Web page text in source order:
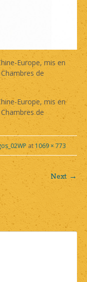
Europe, mis en
de
Europe, mis en
de
at 1069 × 773
Next →